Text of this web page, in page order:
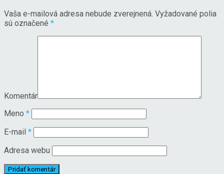
Vaša e-mailová adresa nebude zverejnená. Vyžadované polia
sú označené *
Komentár
Meno *
E-mail *
Adresa webu